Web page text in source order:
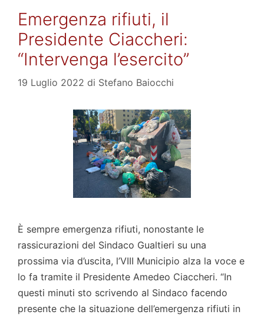
Emergenza rifiuti, il
Presidente Ciaccheri:
“Intervenga l’esercito”
19 Luglio 2022 di Stefano Baiocchi
È sempre emergenza rifiuti, nonostante le
rassicurazioni del Sindaco Gualtieri su una
prossima via d’uscita, l’VIII Municipio alza la voce e
lo fa tramite il Presidente Amedeo Ciaccheri. “In
questi minuti sto scrivendo al Sindaco facendo
presente che la situazione dell’emergenza rifiuti in